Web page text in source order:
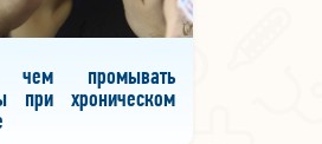
промывать
при хроническом